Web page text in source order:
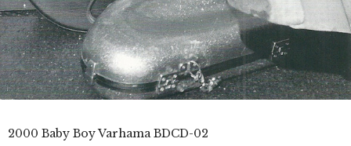
2000 Baby Boy Varhama BDCD-02